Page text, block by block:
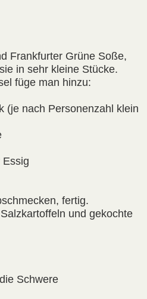
Frankfurter Grüne Soße,
in sehr kleine Stücke.
füge man hinzu:
(je nach Personenzahl klein
Essig
fertig.
und gekochte
Schwere